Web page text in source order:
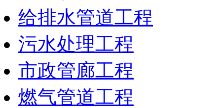
给排水管道工程
污水处理工程
市政管廊工程
燃气管道工程